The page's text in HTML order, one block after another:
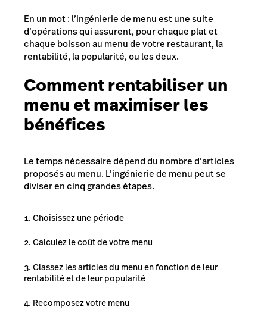
En un mot : l’ingénierie de menu est une suite
d’opérations qui assurent, pour chaque plat et
chaque boisson au menu de votre restaurant, la
rentabilité, la popularité, ou les deux.
Comment rentabiliser un
menu et maximiser les
bénéfices
Le temps nécessaire dépend du nombre d’articles
proposés au menu. L’ingénierie de menu peut se
diviser en cinq grandes étapes.
Choisissez une période
Calculez le coût de votre menu
Classez les articles du menu en fonction de leur
rentabilité et de leur popularité
Recomposez votre menu